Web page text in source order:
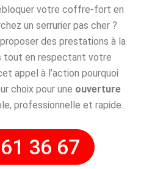
votre coffre-fort en
un serrurier pas cher ?
des prestations à la
tout en respectant votre
appel à l’action pourquoi
choix pour une ouverture
professionnelle et rapide.
36 67